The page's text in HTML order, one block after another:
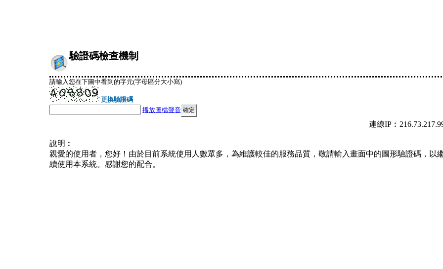
驗證碼檢查機制
請輸入您在下圖中看到的字元(字母區分大小寫)
更換驗證碼
播放圖檔聲音
連線
說明︰
親愛的使用者，您好！由於目前系統使用人數眾多，為維護較佳的服務品質，敬請輸入畫面中的圖形驗證碼，以
續使用本系統。感謝您的配合。